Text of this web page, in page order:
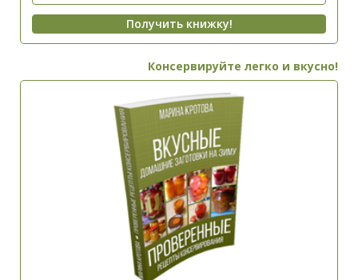
Консервируйте легко и вкусно!